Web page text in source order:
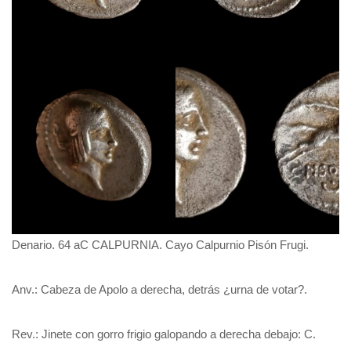
Denario. 64 aC CALPURNIA. Cayo Calpurnio Pisón Frugi.
Anv.: Cabeza de Apolo a derecha, detrás ¿urna de votar?.
Rev.: Jinete con gorro frigio galopando a derecha debajo: C.